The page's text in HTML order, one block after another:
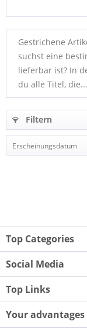
Gestrichene
suchst eine
lieferbar ist? In
du alle Titel, die...
Filtern
Top Categories
Social Media
Top Links
Your